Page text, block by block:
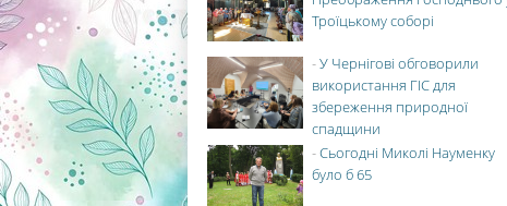
Троїцькому соборі
-У Чернігові обговорили
використання ГІС для
збереження природної
спадщини
-Сьогодні Миколі Науменку
було б 65